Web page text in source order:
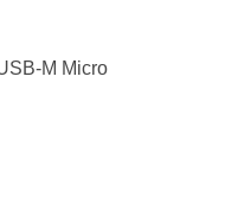
M Micro